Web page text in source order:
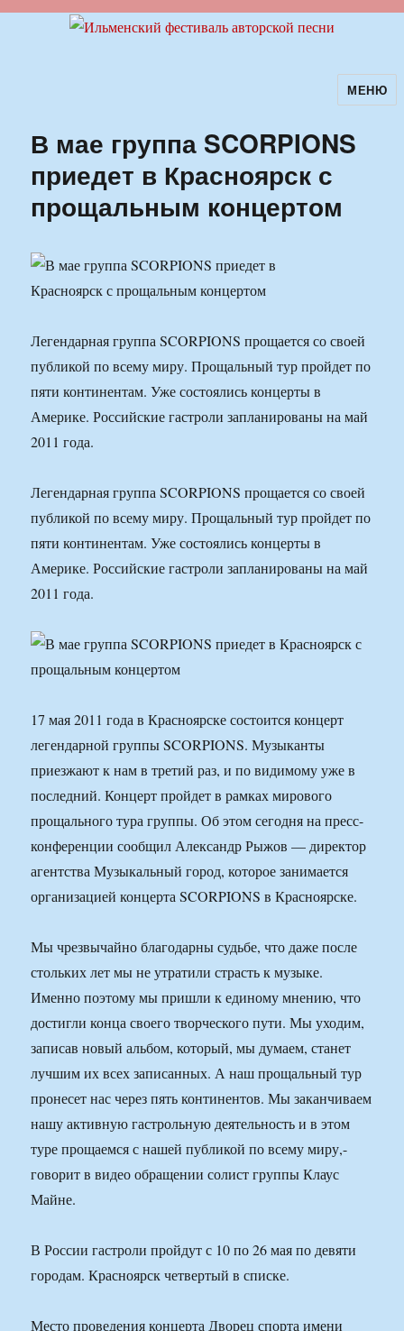
Ильменский фестиваль авторскойМЕНЮ
В мае группа SCORPIONS
приедет в Красноярск с
прощальным концертом
Легендарная группа SCORPIONS прощается со своей
публикой по всему миру. Прощальный тур пройдет по
пяти континентам. Уже состоялись концерты в
Америке. Российские гастроли запланированы на май
2011 года.
Легендарная группа SCORPIONS прощается со своей
публикой по всему миру. Прощальный тур пройдет по
пяти континентам. Уже состоялись концерты в
Америке. Российские гастроли запланированы на май
2011 года.
17 мая 2011 года в Красноярске состоится концерт
легендарной группы SCORPIONS. Музыканты
приезжают к нам в третий раз, и по видимому уже в
последний. Концерт пройдет в рамках мирового
прощального тура группы. Об этом сегодня на пресс-
конференции сообщил Александр Рыжов — директор
агентства Музыкальный город, которое занимается
организацией концерта SCORPIONS в Красноярске.
Мы чрезвычайно благодарны судьбе, что даже после
стольких лет мы не утратили страсть к музыке.
Именно поэтому мы пришли к единому мнению, что
достигли конца своего творческого пути. Мы уходим,
записав новый альбом, который, мы думаем, станет
лучшим их всех записанных. А наш прощальный тур
пронесет нас через пять континентов. Мы заканчиваем
нашу активную гастрольную деятельность и в этом
туре прощаемся с нашей публикой по всему миру,-
говорит в видео обращении солист группы Клаус
Майне.
В России гастроли пройдут с 10 по 26 мая по девяти
городам. Красноярск четвертый в списке.
Место проведения концерта Дворец спорта имени